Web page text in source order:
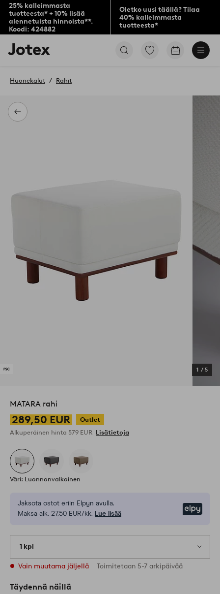
25% kalleimmasta
tuotteesta* + 10% lisää
alennetuista hinnoista**.
Koodi: 424882
Oletko uusi täällä? Tilaa
40% kalleimmasta
tuotteesta*
Jotex-
logo
aloitussivulle
Siirry
Siirry
Takaisin
Huonekalut Rahit
1 / 5
MATARA rahi
289,50 EUR
Outlet
Alkuperäinen hinta 579 EUR Lisätietoja
Väri: Luonnonvalkoinen
Jaksota ostot eriin Elpyn avulla.
Maksa alk. 27,50 EUR/kk. Lue lisää
1 kpl
Vain muutama jäljellä Toimitetaan 5-7 arkipäivää
Täydennä näillä